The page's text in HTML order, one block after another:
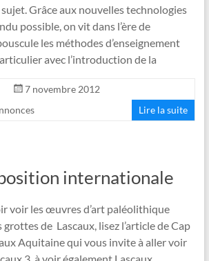
sujet. Grâce aux nouvelles technologies
possible, on vit dans l’ère de
les méthodes d’enseignement
avec l’introduction de la
7 novembre 2012
Lire la suite
internationale
voir les œuvres d’art paléolithique
de Lascaux, lisez l’article de Cap
Aquitaine qui vous invite à aller voir